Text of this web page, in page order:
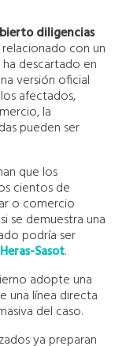
diligencias
con un
descartado en
versión oficial
afectados,
la
pueden ser
que los
cientos de
o comercio
se demuestra una
podría ser
Heras-Sasot.
adopte una
una línea directa
del caso.
ya preparan